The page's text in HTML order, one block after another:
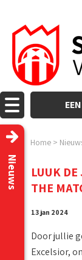
Home >
Nieuws
LUUK
THE
13 jan 2024
Door jullie
Excelsior,